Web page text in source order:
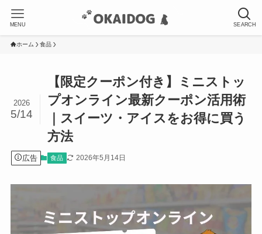
SEARCH
MENU
ホーム 食品
【限定クーポン付き】ミニストッ
プオンライン最新クーポン活用術
｜スイーツ・アイスをお得に買う
方法
2026
5/14
広告 食品 2026年5月14日